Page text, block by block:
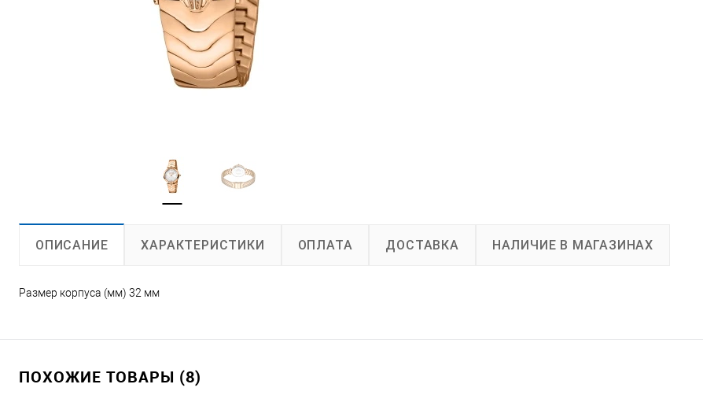
ОПИСАНИЕ ХАРАКТЕРИСТИКИ ОПЛАТА ДОСТАВКА НАЛИЧИЕ В МАГАЗИНАХ
Размер корпуса (мм) 32 мм
ПОХОЖИЕ ТОВАРЫ (8)